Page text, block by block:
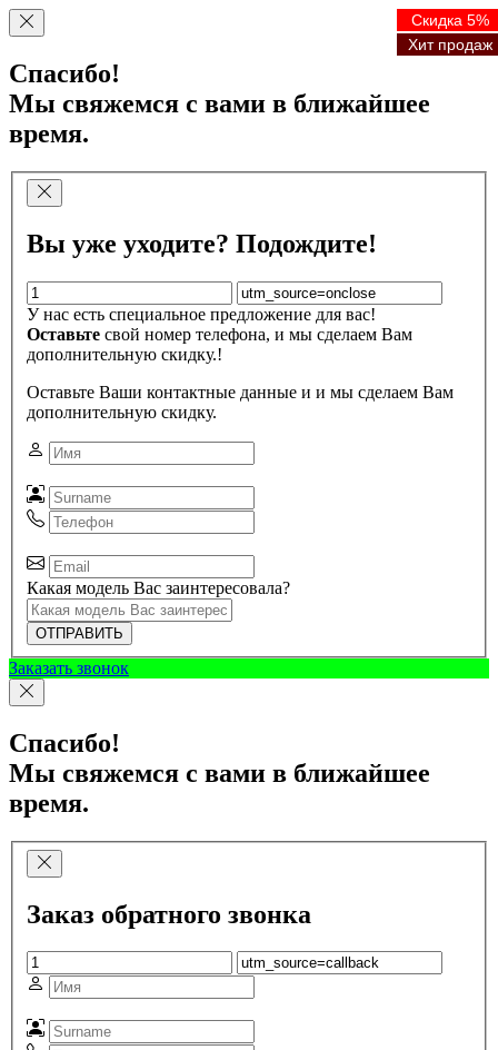
Спасибо!
Мы свяжемся с вами в ближайшее
время.
Вы уже уходите? Подождите!
У нас есть специальное предложение для вас!
Оставьте свой номер телефона, и мы сделаем Вам
дополнительную скидку.!
Оставьте Ваши контактные данные и и мы сделаем Вам
дополнительную скидку.
Какая модель Вас заинтересовала?
ОТПРАВИТЬ
Заказать звонок
Спасибо!
Мы свяжемся с вами в ближайшее
время.
Заказ обратного звонка
Скидка 5%
Хит продаж
Скидка 5%
Хит продаж
Скидка 5%
Хит продаж
Скидка 5%
Хит продаж